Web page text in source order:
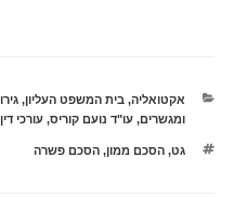
קטגוריות
אקטואליה,בית המשפט העליון,
ומגשרים,עו"ד נועם קוריס,עורכי דין
תגיות
גט,הסכם ממון,הסכם פשרה